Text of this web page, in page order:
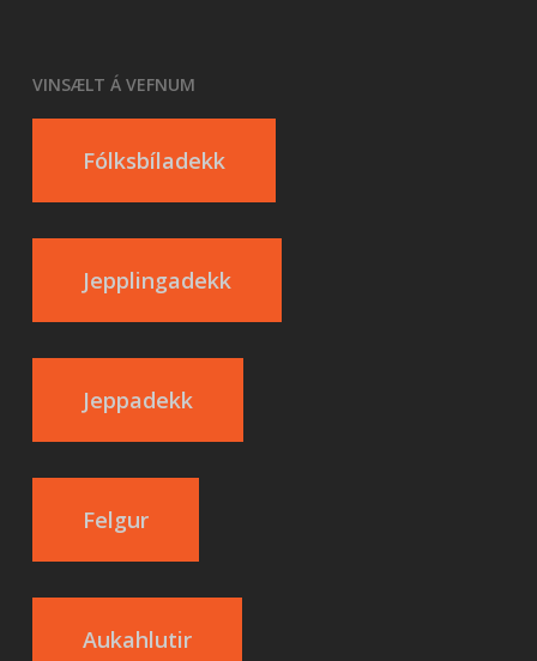
VINSÆLT Á VEFNUM
Fólksbíladekk
Jepplingadekk
Jeppadekk
Felgur
Aukahlutir